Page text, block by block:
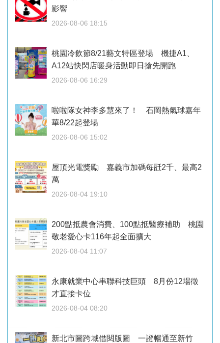
影響
2026-08-06 18:15
桃園冷飲節8/21藝文特區登場 機捷A1、
A12站快閃店暖身活動即日搶先開跑
2026-08-06 16:29
啦啦隊女神李多慧來了！ 石岡熱氣球嘉年
華8/22起登場
2026-08-06 15:02
屋頂光電獎勵 嘉義市加碼每瓩2千、最高2
萬
2026-08-04 19:10
200點抵農會消費、100點抵醫療補助 桃園
敬老愛心卡116年起全面擴大
2026-08-04 11:07
永康就業中心串聯科技巨頭 8月份12場徵
才直接卡位
2026-08-04 08:20
新北市圖跨域借閱版圖 一證暢通至新竹